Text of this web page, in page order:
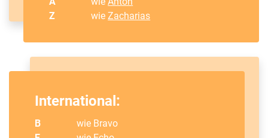
Z
wieZacharias
International:
B
wie Bravo